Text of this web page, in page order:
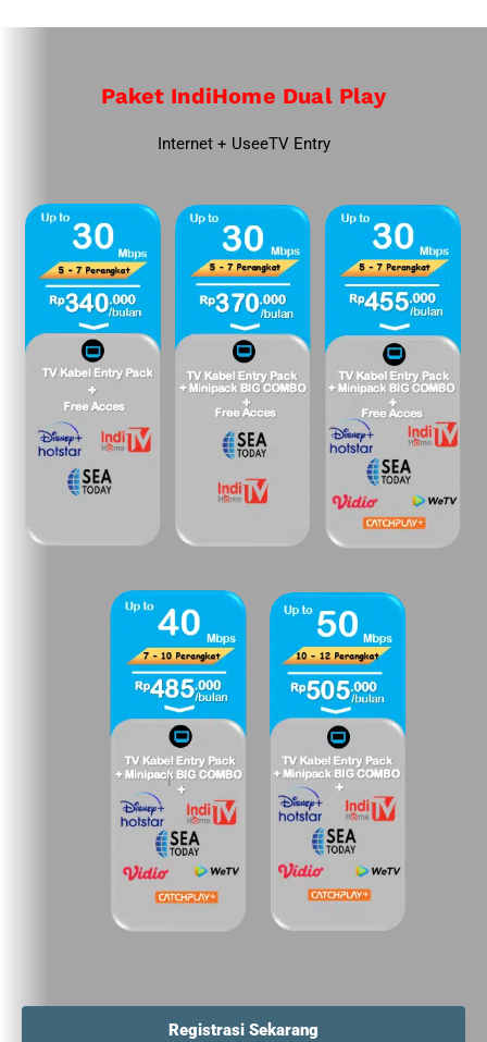
Paket IndiHome Dual Play
Internet + UseeTV Entry
Registrasi Sekarang